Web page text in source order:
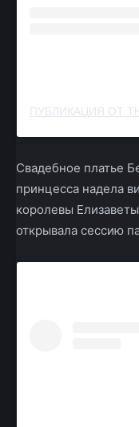
Свадебное платье
принцесса надела
королевы
открывала сессию